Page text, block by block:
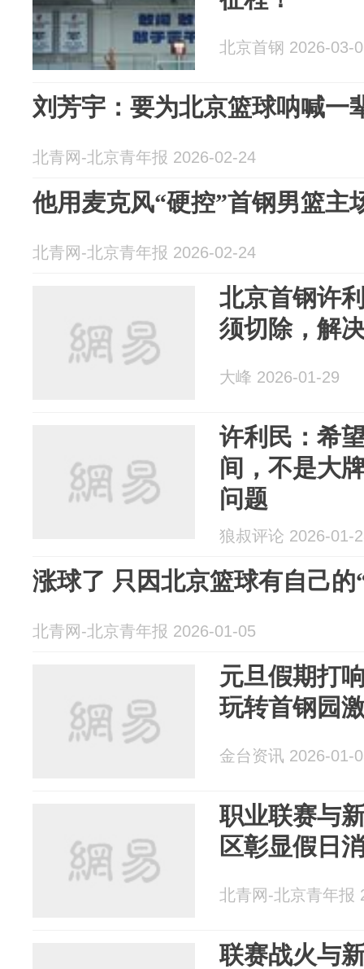
北京首钢 2026-03-
刘芳宇：要为北京篮球呐喊一
北青网-北京青年报 2026-02-24
他用麦克风“硬控”首钢男篮主
北青网-北京青年报 2026-02-24
北京首钢许
须切除，解
大峰 2026-01-29
许利民：希
间，不是大
问题
狼叔评论 2026-01-
涨球了 只因北京篮球有自己的
北青网-北京青年报 2026-01-05
元旦假期打
玩转首钢园
金台资讯 2026-01-
职业联赛与
区彰显假日
北青网-北京青年报
联赛战火与